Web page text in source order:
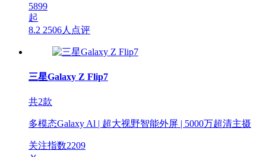
5899
起
8.2 2506人点评
三星Galaxy Z Flip7
共2款
多模态Galaxy Al | 超大视野智能外屏 | 5000万超清主摄
关注指数2209